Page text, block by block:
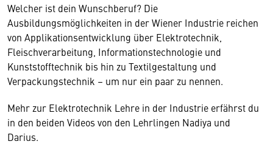
Welcher ist dein Wunschberuf? Die
Ausbildungsmöglichkeiten in der Wiener Industrie reichen
von Applikationsentwicklung über Elektrotechnik,
Fleischverarbeitung, Informationstechnologie und
Kunststofftechnik bis hin zu Textilgestaltung und
Verpackungstechnik – um nur ein paar zu nennen.
Mehr zur Elektrotechnik Lehre in der Industrie erfährst du
in den beiden Videos von den Lehrlingen Nadiya und
Darius.
Wir benötigen Ihre Zustimmung
Hier würden wir Ihnen gerne einen externen
Inhalt anzeigen. Dafür benötigen wir allerdings
Ihre Zustimmung, da Ihr Browser
personenbezogene technische Daten zu Geräten
und Nutzerverhalten mitunter mit US-
amerikanischen Anbietern austauscht.
Diese Daten unterliegen keinem dem EU-